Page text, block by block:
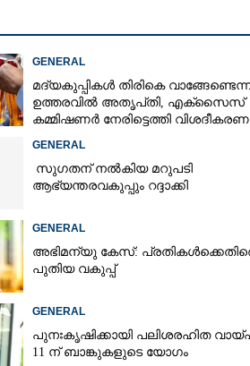
GENERAL
മദ്യകുപ്പികൾ തിരികെ
ഉത്തരവിൽ അതൃപ്‌തി, എക്‌സൈസ്
കമ്മിഷണർ നേരിട്ടെത്തി
GENERAL
സുഗതന് നൽകിയ മറുപടി
ആഭ്യന്തരവകുപ്പും റദ്ദാക്കി
GENERAL
അഭിമന്യു കേസ്:
പുതിയ വകുപ്പ്
GENERAL
പുനഃകൃഷിക്കായി പലിശരഹിത
11 ന് ബാങ്കുകളുടെ യോഗംShare this link